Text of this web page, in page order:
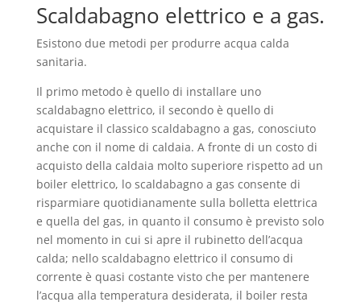
Scaldabagno elettrico e a gas.
Esistono due metodi per produrre acqua calda
sanitaria.
Il primo metodo è quello di installare uno
scaldabagno elettrico, il secondo è quello di
acquistare il classico scaldabagno a gas, conosciuto
anche con il nome di caldaia. A fronte di un costo di
acquisto della caldaia molto superiore rispetto ad un
boiler elettrico, lo scaldabagno a gas consente di
risparmiare quotidianamente sulla bolletta elettrica
e quella del gas, in quanto il consumo è previsto solo
nel momento in cui si apre il rubinetto dell’acqua
calda; nello scaldabagno elettrico il consumo di
corrente è quasi costante visto che per mantenere
l’acqua alla temperatura desiderata, il boiler resta